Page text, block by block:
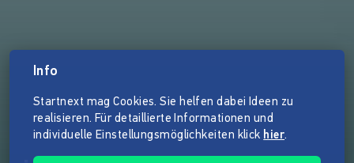
Info
Startnext mag Cookies. Sie helfen dabei Ideen zu
realisieren. Für detaillierte Informationen und
individuelle Einstellungsmöglichkeiten klick hier.